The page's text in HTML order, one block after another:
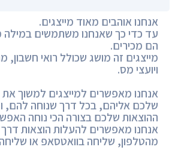
אנחנו אוהבים מאוד מייצגים.
עד כדי כך שאנחנו משתמשים במילה
הם מכירים.
מייצגים זה מושג שכולל רואי חשבון,
ויועצי מס.
אנחנו מאפשרים למייצגים למשוך
שלכם אליהם, בכל דרך שנוחה להם,
ההוצאות שלכם בצורה הכי נוחה
אנחנו מאפשרים להעלות הוצאות
מהטלפון, שליחה בוואטסאפ או